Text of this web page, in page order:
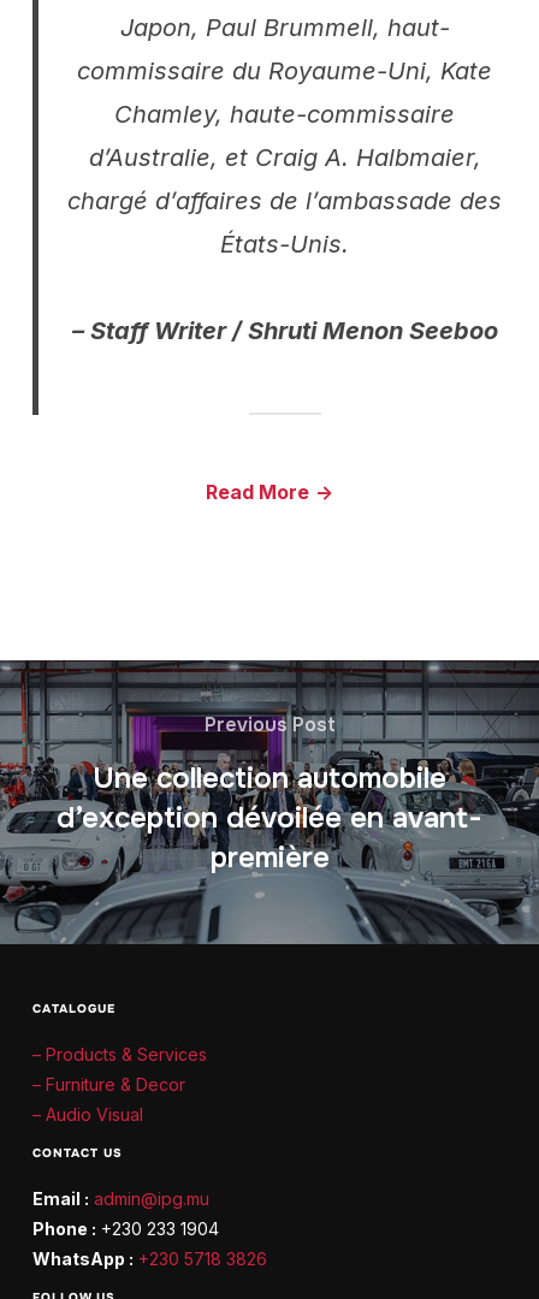
Japon, Paul Brummell, haut-
commissaire du Royaume-Uni, Kate
Chamley, haute-commissaire
d’Australie, et Craig A. Halbmaier,
chargé d’affaires de l’ambassade des
États-Unis.
– Staff Writer / Shruti Menon Seeboo
Read More ->
Previous Post
Une collection automobile
d’exception dévoilée en avant-
première
CATALOGUE
– Products & Services
– Furniture & Decor
– Audio Visual
CONTACT US
Email : admin@ipg.mu
Phone : +230 233 1904
WhatsApp : +230 5718 3826